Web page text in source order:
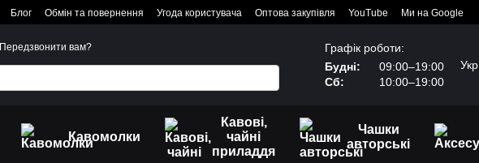
Блог Обмін та повернення Угода користувача Оптова закупівля YouTube Ми на Google
Передзвонити вам?
Графік роботи:
Будні:
09:00–19:00
Сб:
10:00–19:00
Укр
Кавомолки
Кавові,
чайні
приладдя
Чашки
авторські